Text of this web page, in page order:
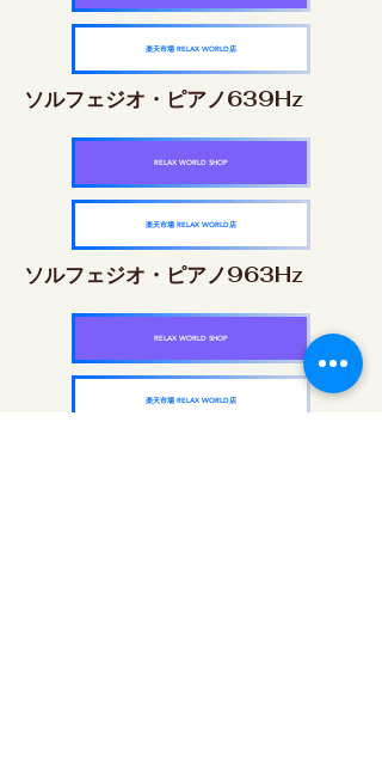
楽天市場 RELAX WORLD店
ソルフェジオ・ピアノ639Hz
RELAX WORLD SHOP
楽天市場 RELAX WORLD店
ソルフェジオ・ピアノ963Hz
RELAX WORLD SHOP
楽天市場 RELAX WORLD店